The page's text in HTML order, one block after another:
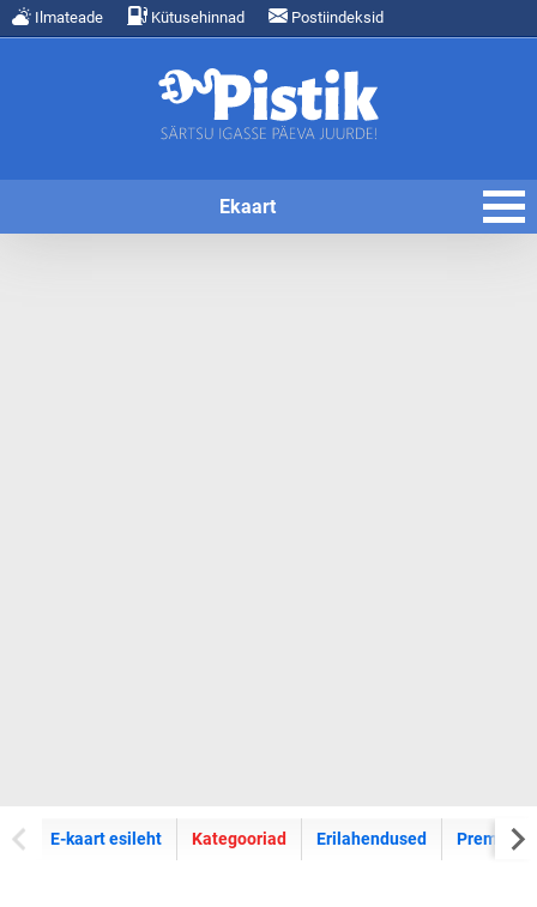
Ilmateade Kütusehinnad Postiindeksid
Ekaart
E-kaart esileht E-kaartide
Kategooriad Erilahendused Premium